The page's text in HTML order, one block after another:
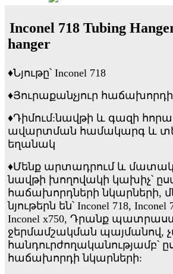
Inconel 718 Tubing
hanger
♦Նյութը՝ Inconel 718
♦Յուրաքանչյուր հաճախորդի
♦Դիմում:նավթի և գազի
ավարտման համակարգ և
եղանակ
♦Մենք արտադրում և
նավթի խողովակի կախիչ՝
հաճախորդների նկարների,
նյութերն են՝ Inconel 718, Inconel
Inconel x750, Դրանք
ջերմամշակման պայմանով,
հանդուրժողականությամբ՝
հաճախորդի նկարների: